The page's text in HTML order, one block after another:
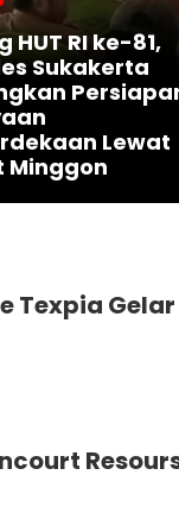
HUT RI ke-81,
Sukakerta
Lewat
Minggon
Texpia